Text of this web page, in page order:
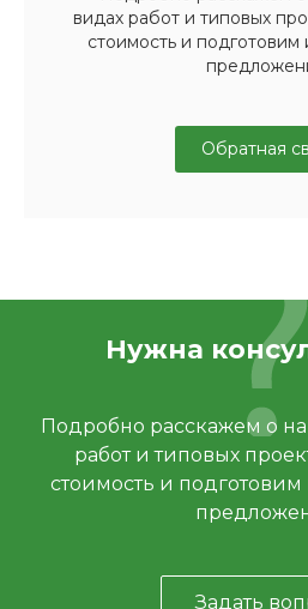
видах работ и типовых
стоимость и
Обратная
Нужна
Подробно расскажем о
работ и типовых
стоимость и
Задать